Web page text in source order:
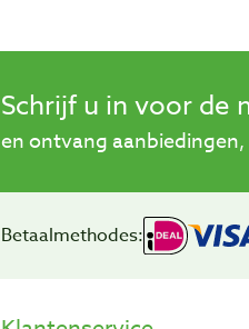
Schrijf u in voor de
en ontvang
Betaalmethodes: